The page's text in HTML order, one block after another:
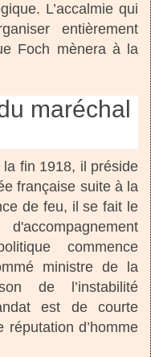
L’accalmie qui
entièrement
Foch mènera à la
maréchal
fin 1918, il préside
française suite à la
de feu, il se fait le
commence
ministre de la
de l’instabilité
est de courte
d’homme